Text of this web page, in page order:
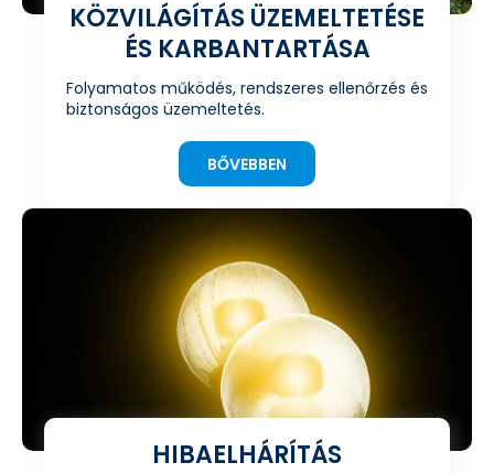
KÖZVILÁGÍTÁS ÜZEMELTETÉSE
ÉS KARBANTARTÁSA
Folyamatos működés, rendszeres ellenőrzés és
biztonságos üzemeltetés.
BŐVEBBEN
HIBAELHÁRÍTÁS